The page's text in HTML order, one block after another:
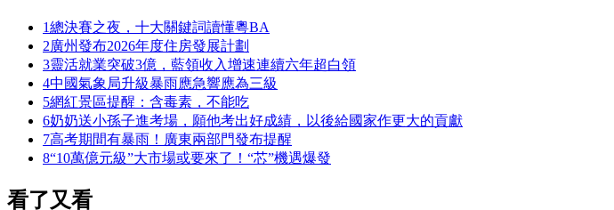
1總決賽之夜，十大關鍵詞讀懂粵BA
2廣州發布2026年度住房發展計劃
3靈活就業突破3億，藍領收入增速連續六年超白領
4中國氣象局升級暴雨應急響應為三級
5網紅景區提醒：含毒素，不能吃
6奶奶送小孫子進考場，願他考出好成績，以後給國家作更大的貢獻
7高考期間有暴雨！廣東兩部門發布提醒
8“10萬億元級”大市場或要來了！“芯”機遇爆發
看了又看